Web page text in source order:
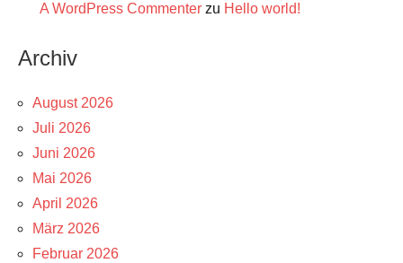
A WordPress Commenter zu Hello world!
Archiv
August 2026
Juli 2026
Juni 2026
Mai 2026
April 2026
März 2026
Februar 2026